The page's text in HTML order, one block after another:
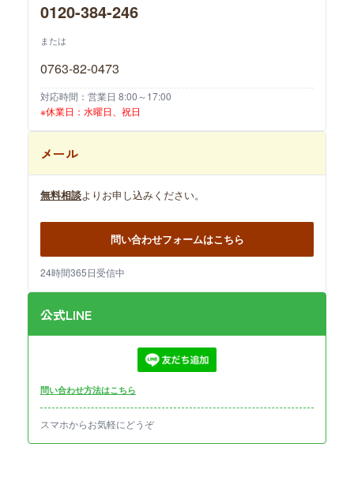
0120-384-246
または
0763-82-0473
対応時間：営業日 8:00～17:00
※休業日：水曜日、祝日
メール
無料相談よりお申し込みください。
問い合わせフォームはこちら
24時間365日受信中
公式LINE
問い合わせ方法はこちら
スマホからお気軽にどうぞ